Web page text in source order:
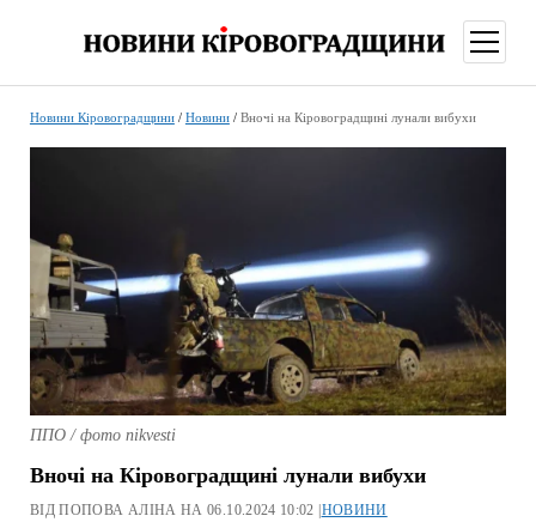
меню
Новини Кіровоградщини/ Новини/ Вночі на Кіровоградщині лунали вибухи
ППО / фото nikvesti
Вночі на Кіровоградщині лунали вибухи
ВІД ПОПОВА АЛІНА НА 06.10.2024 10:02 |НОВИНИ